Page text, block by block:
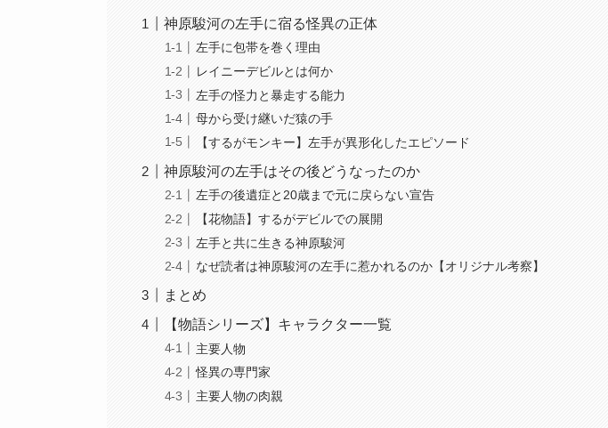
神原駿河の左手に宿る怪異の正体
左手に包帯を巻く理由
レイニーデビルとは何か
左手の怪力と暴走する能力
母から受け継いだ猿の手
【するがモンキー】左手が異形化したエピソード
神原駿河の左手はその後どうなったのか
左手の後遺症と20歳まで元に戻らない宣告
【花物語】するがデビルでの展開
左手と共に生きる神原駿河
なぜ読者は神原駿河の左手に惹かれるのか【オリジナル考察】
まとめ
【物語シリーズ】キャラクター一覧
主要人物
怪異の専門家
主要人物の肉親